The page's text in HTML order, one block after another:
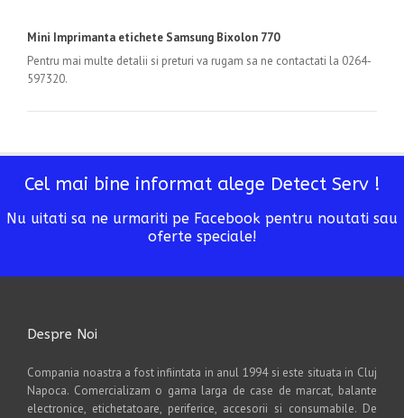
Mini Imprimanta etichete Samsung Bixolon 770
Pentru mai multe detalii si preturi va rugam sa ne contactati la 0264-
597320.
Cel mai bine informat alege Detect Serv !
Nu uitati sa ne urmariti pe Facebook pentru noutati sau
oferte speciale!
Despre Noi
Compania noastra a fost infiintata in anul 1994 si este situata in Cluj
Napoca. Comercializam o gama larga de case de marcat, balante
electronice, etichetatoare, periferice, accesorii si consumabile. De